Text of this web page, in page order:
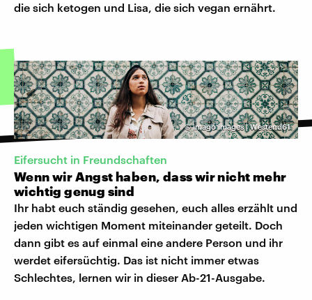
die sich ketogen und Lisa, die sich vegan ernährt.
©imago images | Westend61
Eifersucht in Freundschaften
Wenn wir Angst haben, dass wir nicht mehr
wichtig genug sind
Ihr habt euch ständig gesehen, euch alles erzählt und
jeden wichtigen Moment miteinander geteilt. Doch
dann gibt es auf einmal eine andere Person und ihr
werdet eifersüchtig. Das ist nicht immer etwas
Schlechtes, lernen wir in dieser Ab-21-Ausgabe.